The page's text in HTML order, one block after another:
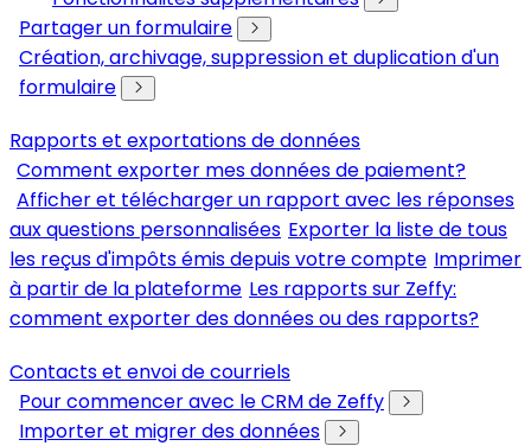
Partager un formulaire
Création, archivage, suppression et duplication d'un
formulaire
Rapports et exportations de données
Comment exporter mes données de paiement?
Afficher et télécharger un rapport avec les réponses
aux questions personnalisées Exporter la liste de tous
les reçus d'impôts émis depuis votre compte Imprimer
à partir de la plateforme Les rapports sur Zeffy:
comment exporter des données ou des rapports?
Contacts et envoi de courriels
Pour commencer avec le CRM de Zeffy
Importer et migrer des données